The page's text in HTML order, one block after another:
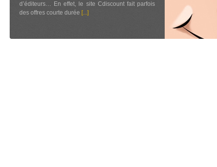
d’éditeurs… En effet, le site Cdiscount fait parfois
des offres courte durée [...]